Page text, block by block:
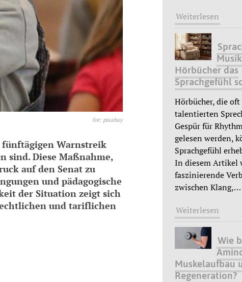
fot: pixabay
Warnstreik
sind. Diese Maßnahme,
auf den Senat zu
und pädagogische
der Situation zeigt sich
und tariflichen
Weiterlesen
Hörbücher das
Sprachgefühl
Hörbücher, die oft
talentierten
Gespür für
gelesen werden,
Sprachgefühl
In diesem Artikel
faszinierende
zwischen Klang,…
Weiterlesen
Wie
Muskelaufbau
Regeneration?